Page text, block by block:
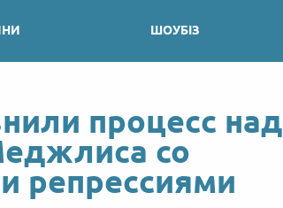
ШОУБІЗ
процесс над
со
репрессиями